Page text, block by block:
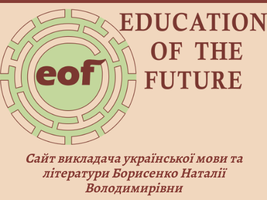
Сайт викладача української мови та
літератури Борисенко Наталії
Володимирівни